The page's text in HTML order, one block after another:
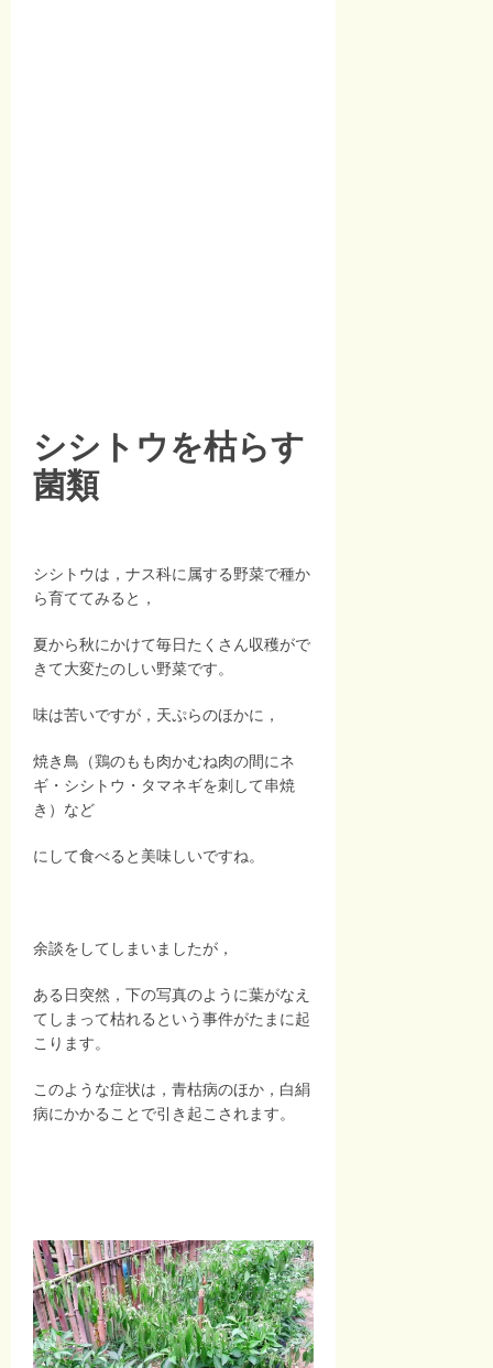
シシトウを枯らす
菌類
シシトウは，ナス科に属する野菜で種か
ら育ててみると，
夏から秋にかけて毎日たくさん収穫がで
きて大変たのしい野菜です。
味は苦いですが，天ぷらのほかに，
焼き鳥（鶏のもも肉かむね肉の間にネ
ギ・シシトウ・タマネギを刺して串焼
き）など
にして食べると美味しいですね。
余談をしてしまいましたが，
ある日突然，下の写真のように葉がなえ
てしまって枯れるという事件がたまに起
こります。
このような症状は，青枯病のほか，白絹
病にかかることで引き起こされます。